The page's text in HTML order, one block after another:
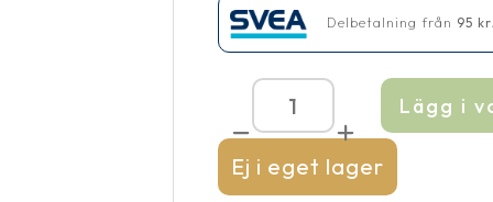
Delbetalning från 95 kr
Ej i eget lager
Höjd
förlängare
ProfiSkim
Wall
Lägg i